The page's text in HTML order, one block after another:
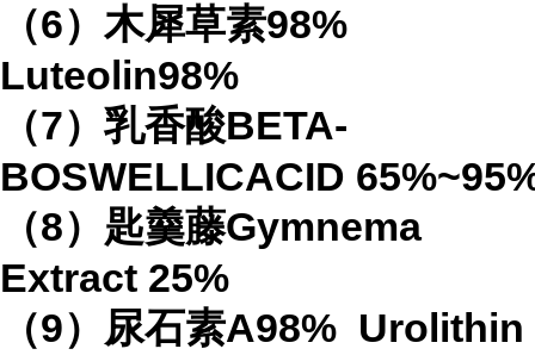
（6）木犀草素98%
Luteolin98%
（7）乳香酸BETA-
BOSWELLICACID 65%
（8）匙羹藤Gymnema
Extract 25%
（9）尿石素A98% Urolithin